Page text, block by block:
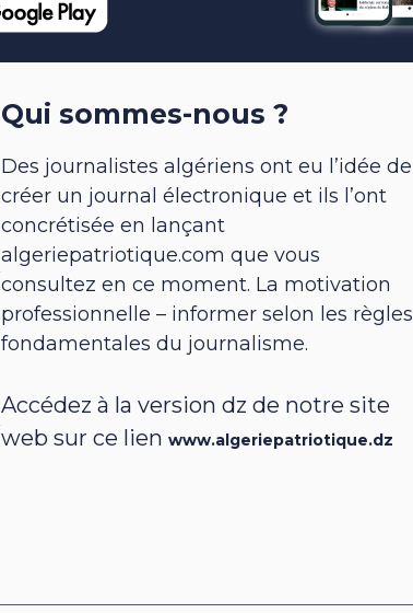
Qui sommes-nous ?
Des journalistes algériens ont eu l’idée de
créer un journal électronique et ils l’ont
concrétisée en lançant
algeriepatriotique.com que vous
consultez en ce moment. La motivation
professionnelle – informer selon les règles
fondamentales du journalisme.
Accédez à la version dz de notre site
web sur ce lienwww.algeriepatriotique.dz